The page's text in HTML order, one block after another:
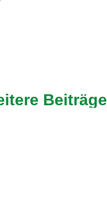
Beiträge